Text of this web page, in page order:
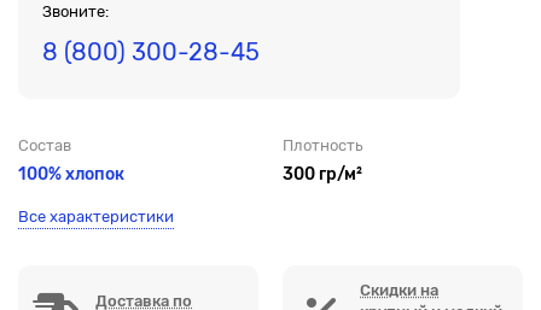
Звоните:
8 (800) 300-28-45
Состав
100% хлопок
Плотность
300 гр/м²
Все характеристики
Доставка по
Скидки на